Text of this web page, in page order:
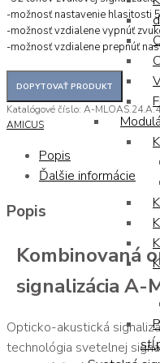
-možnosť nastavenie hlasitosti
-možnosť vzdialene vypnúť
-možnosť vzdialene prepnúť
Katalógové číslo: A-MLOAS.24.A.4
AMICUS
Popis
Ďalšie informácie
Popis
Kombinovaná
signalizácia A-
Opticko-akustická
technológia svetelnej